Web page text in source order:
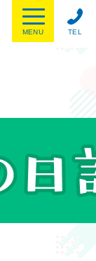
TEL
MENU